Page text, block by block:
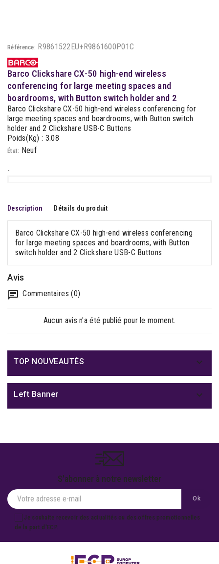
Référence: R9861522EU+R9861600P01C
Barco Clickshare CX-50 high-end wireless
conferencing for large meeting spaces and
boardrooms, with Button switch holder and 2
Barco Clickshare CX-50 high-end wireless conferencing for
large meeting spaces and boardrooms, with Button switch
holder and 2 Clickshare USB-C Buttons
Poids(Kg) : 3.08
État: Neuf
-
Description Détails du produit
Barco Clickshare CX-50 high-end wireless conferencing
for large meeting spaces and boardrooms, with Button
switch holder and 2 Clickshare USB-C Buttons
Avis
Commentaires (0)
Aucun avis n'a été publié pour le moment.
TOP NOUVEAUTÉS 
Left Banner 
S'abonner à notre newsletter
Je souhaite recevoir des actualités ou des offres promotionnelles
de la part d'ECP.